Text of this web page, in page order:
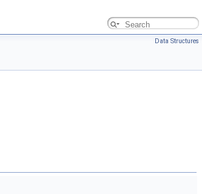
Data Structures